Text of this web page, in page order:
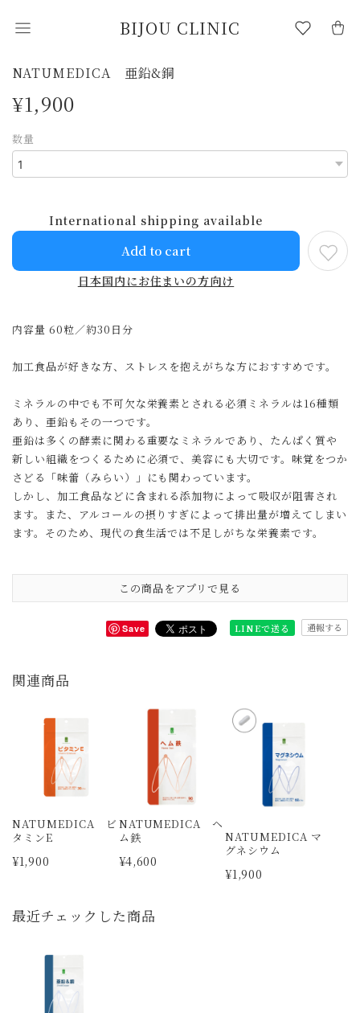
BIJOU CLINIC
NATUMEDICA 亜鉛&銅
¥1,900
数量
International shipping available
Add to cart
日本国内にお住まいの方向け
内容量 60粒／約30日分
加工食品が好きな方、ストレスを抱えがちな方におすすめです。
ミネラルの中でも不可欠な栄養素とされる必須ミネラルは16種類
あり、亜鉛もその一つです。
亜鉛は多くの酵素に関わる重要なミネラルであり、たんぱく質や
新しい組織をつくるために必須で、美容にも大切です。味覚をつか
さどる「味蕾（みらい）」にも関わっています。
しかし、加工食品などに含まれる添加物によって吸収が阻害され
ます。また、アルコールの摂りすぎによって排出量が増えてしまい
ます。そのため、現代の食生活では不足しがちな栄養素です。
この商品をアプリで見る
Save LINEで送る 通報する
関連商品
NATUMEDICA ビ
タミンE
¥1,900
NATUMEDICA ヘ
ム鉄
¥4,600
NATUMEDICA マ
グネシウム
¥1,900
最近チェックした商品